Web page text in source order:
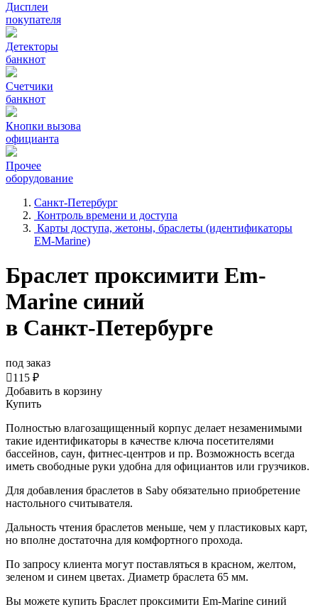
Дисплеи
покупателя
Детекторы
банкнот
Счетчики
банкнот
Кнопки вызова
официанта
Прочее
оборудование
Санкт-Петербург
Контроль времени и доступа
Карты доступа, жетоны, браслеты (идентификаторы
EM-Marine)
Браслет проксимити Em-
Marine синий
в Санкт-Петербурге
под заказ
115 ₽
Добавить в корзину
Купить
Полностью влагозащищенный корпус делает незаменимыми
такие идентификаторы в качестве ключа посетителями
бассейнов, саун, фитнес-центров и пр. Возможность всегда
иметь свободные руки удобна для официантов или грузчиков.
Для добавления браслетов в Saby обязательно приобретение
настольного считывателя.
Дальность чтения браслетов меньше, чем у пластиковых карт,
но вполне достаточна для комфортного прохода.
По запросу клиента могут поставляться в красном, желтом,
зеленом и синем цветах. Диаметр браслета 65 мм.
Вы можете купить Браслет проксимити Em-Marine синий